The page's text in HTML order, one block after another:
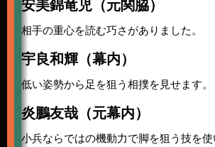
安美錦竜児（元関脇）
相手の重心を読む巧さがありました。
宇良和輝（幕内）
低い姿勢から足を狙う相撲を見せます。
炎鵬友哉（元幕内）
小兵ならではの機動力で脚を狙う技を使